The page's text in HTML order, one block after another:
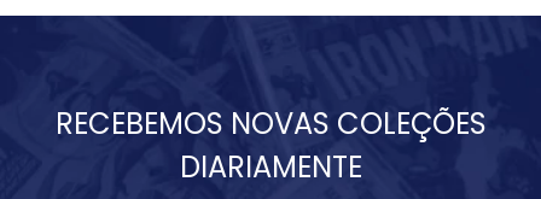
RECEBEMOS NOVAS COLEÇÕES
DIARIAMENTE